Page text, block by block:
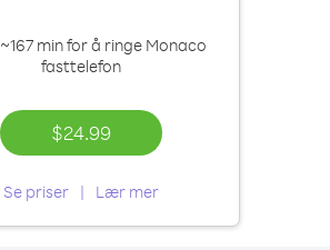
~167 minfor å ringe Monaco
fasttelefon
$24.99
Se priser Lær mer